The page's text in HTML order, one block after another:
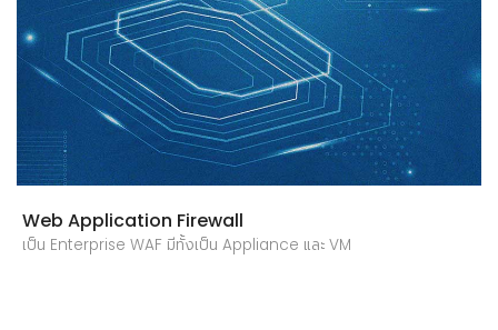
Web Application Firewall
เป็น Enterprise WAF มีทั้งเป็น Appliance และ VM